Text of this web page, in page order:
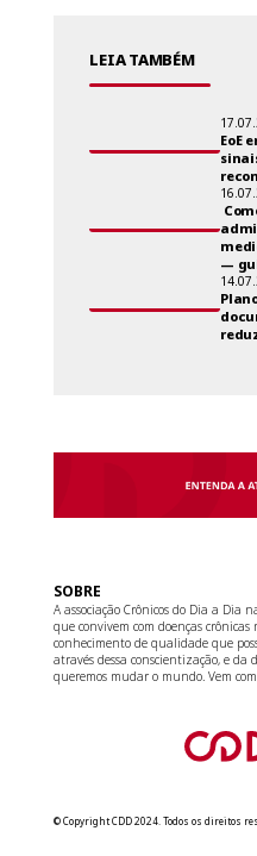
LEIA TAMBÉM
EoE
—
SOBRE
A associação Crônicos do Dia a Dia
que convivem com doenças crônicas
conhecimento de qualidade que
através dessa conscientização, e da
queremos mudar o mundo. Vem
© Copyright CDD 2024. Todos os direitos